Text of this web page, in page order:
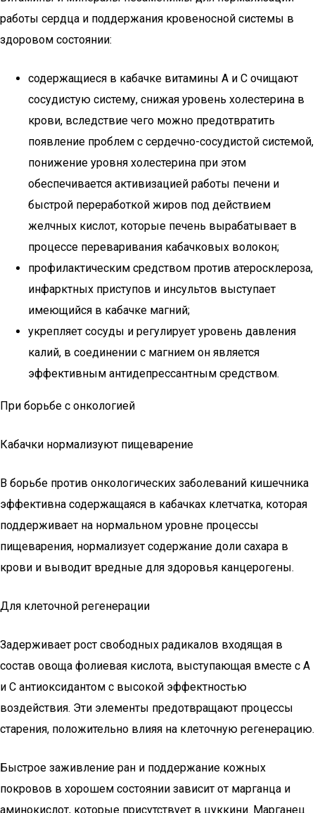
работы сердца и поддержания кровеносной системы в
здоровом состоянии:
содержащиеся в кабачке витамины А и С очищают
сосудистую систему, снижая уровень холестерина в
крови, вследствие чего можно предотвратить
появление проблем с сердечно-сосудистой системой,
понижение уровня холестерина при этом
обеспечивается активизацией работы печени и
быстрой переработкой жиров под действием
желчных кислот, которые печень вырабатывает в
процессе переваривания кабачковых волокон;
профилактическим средством против атеросклероза,
инфарктных приступов и инсультов выступает
имеющийся в кабачке магний;
укрепляет сосуды и регулирует уровень давления
калий, в соединении с магнием он является
эффективным антидепрессантным средством.
При борьбе с онкологией
Кабачки нормализуют пищеварение
В борьбе против онкологических заболеваний кишечника
эффективна содержащаяся в кабачках клетчатка, которая
поддерживает на нормальном уровне процессы
пищеварения, нормализует содержание доли сахара в
крови и выводит вредные для здоровья канцерогены.
Для клеточной регенерации
Задерживает рост свободных радикалов входящая в
состав овоща фолиевая кислота, выступающая вместе с А
и С антиоксидантом с высокой эффектностью
воздействия. Эти элементы предотвращают процессы
старения, положительно влияя на клеточную регенерацию.
Быстрое заживление ран и поддержание кожных
покровов в хорошем состоянии зависит от марганца и
аминокислот, которые присутствует в цуккини. Марганец